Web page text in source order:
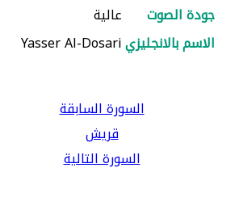
جودة الصوت
عالية
الاسم بالانجليزيYasser Al-Dosari
السورة السابقة
قريش
السورة التالية